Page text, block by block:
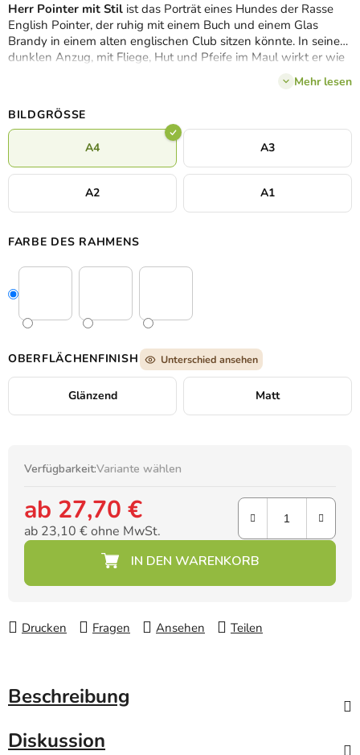
Herr Pointer mit Stil ist das Porträt eines Hundes der Rasse
English Pointer, der ruhig mit einem Buch und einem Glas
Brandy in einem alten englischen Club sitzen könnte. In seinem
dunklen Anzug, mit Fliege, Hut und Pfeife im Maul wirkt er wie
ein echter Gentleman mit ernstem Gesicht und einem Funken
Weisheit – ein ideales Bild für Hundeliebhaber und Liebhaber
von Inneneinrichtungen mit Charakter.
Mehr lesen
BILDGRÖSSE
A4 A3
A2 A1
FARBE DES RAHMENS
OBERFLÄCHENFINISH Unterschied ansehen
Glänzend Matt
Verfügbarkeit:Variante wählen
ab 27,70 €
ab 23,10 €ohne MwSt.
Drucken Fragen Ansehen Teilen
Beschreibung
Diskussion